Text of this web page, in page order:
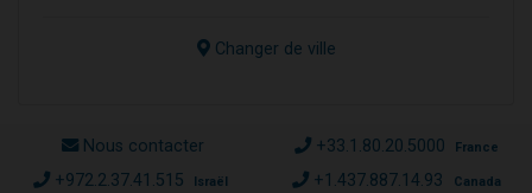
Changer de ville
Nous contacter +33.1.80.20.5000 France
+972.2.37.41.515 Israël +1.437.887.14.93 Canada